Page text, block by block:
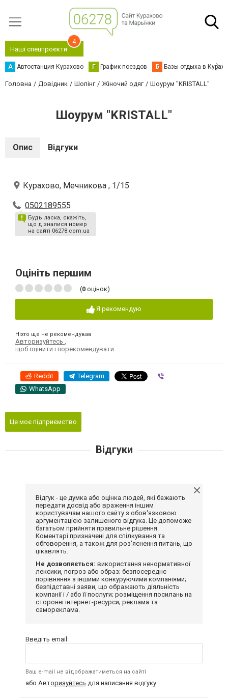
Наші спецпроєкти
4
А Автостанция Курахово Г График поездов Б Базы отдыха в
Головна Довідник Шопінг Жіночий одяг Шоурум "KRISTALL"
Шоурум "KRISTALL"
Опис Відгуки
Курахово, Мечникова , 1/15
0502189555
Будь ласка, скажіть,
що дізналися номер
на сайті 06278.com.ua
Оцініть першим
(0 оцінок)
Я рекомендую
Ніхто ще не рекомендував
Авторизуйтесь
щоб оцінити і порекомендувати
Reddit Telegram
WhatsApp
Це моє підприємство
Відгуки
Відгук - це думка або оцінка людей, які бажають
передати досвід або враження іншим
користувачам нашого сайту з обов'язковою
аргументацією залишеного відгука. Це допоможе
багатьом прийняти правильне рішення.
Коментарі призначені для спілкування та
обговорення, а також для роз'яснення питань, що
цікавлять.
Не дозволяється: використання ненормативної
лексики, погроз або образ; безпосереднє
порівняння з іншими конкуруючими компаніями;
безпідставні заяви, що ображають діяльність
компанії і / або її послуги; розміщення посилань на
сторонні інтернет-ресурси; реклама та
самореклама.
Введіть email:
Ваш e-mail не відображатиметься на сайті
або Авторизуйтесь для написання відгуку